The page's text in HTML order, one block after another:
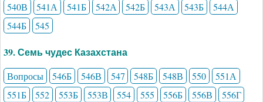
540В
541А 541Б 542А 542Б 543А 543Б
544А
544Б
545
39. Семь чудес Казахстана
Вопросы 546Б 546В 547 548Б 548В 550
551А
551Б
552 553Б 553В 554 555 556Б 556В
556Г